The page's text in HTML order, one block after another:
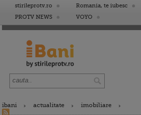
stirileprotv.ro Romania, te iubesc
PROTV NEWS
VOYO
ibani actualitate imobiliare